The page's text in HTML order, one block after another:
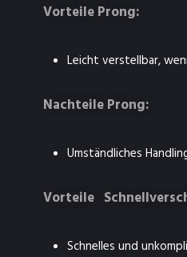
Vorteile Prong:
Leicht verstellbar,
Nachteile Prong:
Umständliches
Vorteile
Schnelles und